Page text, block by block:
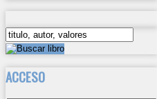
ACCESO